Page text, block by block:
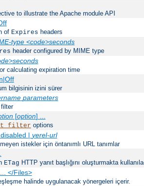
to illustrate the Apache module API
of Expires headers
type <code>seconds
header configured by MIME type
calculating expiration time
bilgisinin izini sürer
parameters
filter
[option] ...
options
| yerel-url
istekler için öntanımlı URL tanımlar
ETag HTTP yanıt başlığını oluşturmakta
</Files>
halinde uygulanacak yönergeleri içerir.